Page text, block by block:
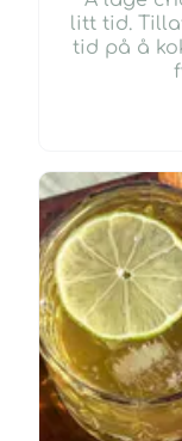
litt tid.
tid på å